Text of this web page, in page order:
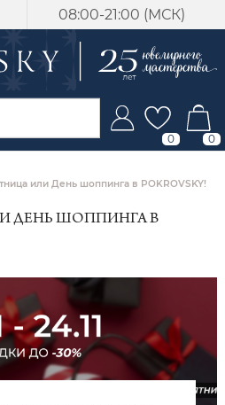
08:00-21:00 (МСК)
0 0
или День шоппинга в POKROVSKY!
ДЕНЬ ШОППИНГА В
с